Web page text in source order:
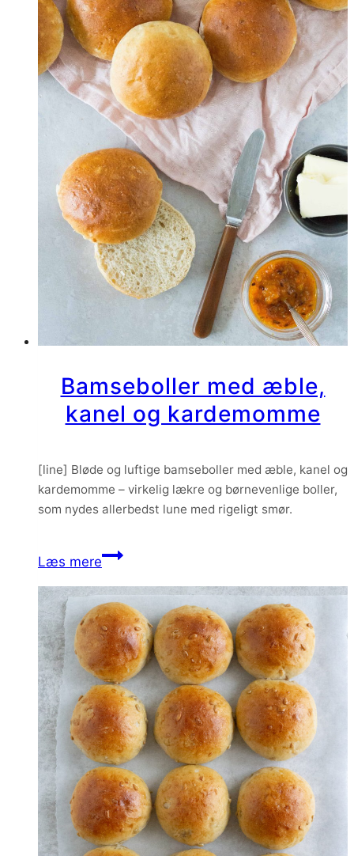
Bamseboller med æble,
kanel og kardemomme
[line] Bløde og luftige bamseboller med æble, kanel og
kardemomme – virkelig lækre og børnevenlige boller,
som nydes allerbedst lune med rigeligt smør.
Læs mereBamseboller
æble,
kanel
og
kardemomme